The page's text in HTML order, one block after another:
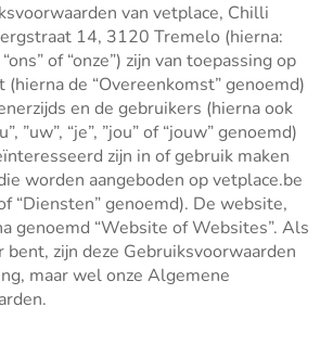
van vetplace, Chilli
14, 3120 Tremelo (hierna:
“ons” of “onze”) zijn van toepassing op
de “Overeenkomst” genoemd)
en de gebruikers (hierna ook
”uw”, “je”, ”jou” of “jouw” genoemd)
zijn in of gebruik maken
worden aangeboden op vetplace.be
“Diensten” genoemd). De website,
genoemd “Website of Websites”. Als
bent, zijn deze Gebruiksvoorwaarden
maar wel onze Algemene